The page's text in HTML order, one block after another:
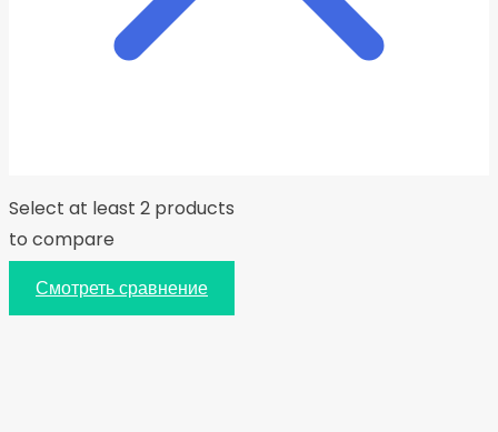
Select at least 2 products
to compare
Смотреть сравнение